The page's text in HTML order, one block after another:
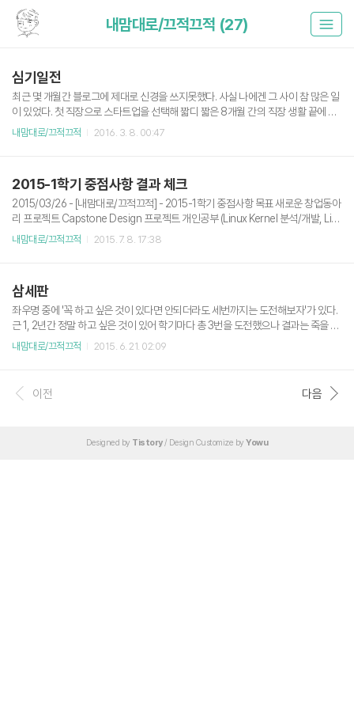
내맘대로/끄적끄적 (27)
심기일전
최근 몇 개월간 블로그에 제대로 신경을 쓰지못했다. 사실 나에겐 그 사이 참 많은 일
이 있었다. 첫 직장으로 스타트업을 선택해 짧디 짧은 8개월 간의 직장 생활 끝에 여
러가지의 이유(건강, 학업, 하고싶은 공부 등등)로 퇴사하게 되었고, 컴퓨터공학 4학
과 기발함이란.. 나는 그 나이 때 똥싸는 기계였는데.. 그리고 나 따위와는 비교도 할
수 없이 머리 좋은 사람들과 대화하고 일하면서 나의 부족함과 짧은 생각을 통탄했
던 적도 많다. 스타트업이고 평균 나이가 낮은 편이..
내맘대로/끄적끄적 2016. 3. 8. 00:47
2015-1학기 중점사항 결과 체크
2015/03/26 - [내맘대로/끄적끄적] - 2015-1학기 중점사항 목표 새로운 창업동아
리 프로젝트 Capstone Design 프로젝트 개인공부 (Linux Kernel 분석/개발, Lin
ux Device Driver, Algorithm) 개인공부, 밀린 포스트 블로깅 학점 3.8 이상 오픈
기반 헬스케어 솔루션으로 다음 학기도 할 것 같음 (학교를 다니게 된다면 말이지...)
Capstone Design 프로젝트캡스톤 교과목에서 A+로 잘 마치긴..
내맘대로/끄적끄적 2015. 7. 8. 17:38
삼세판
좌우명 중에 '꼭 하고 싶은 것이 있다면 안되더라도 세번까지는 도전해보자'가 있다.
근 1, 2년간 정말 하고 싶은 것이 있어 학기마다 총 3번을 도전했으나 결과는 죽을 쒔
다. 특히 마지막 시도 때는 '아 이건 되겠구나' 라는 느낌이었는데, 또 실패. 내 생각에
싶다. 분명 다음번에 또 기회가 오면 갈등하겠지만 부디 이제 그만 했으면. 물론 준비
하는 동안 많은 공부도 되었고, 좋은 경험이 되었다. 게다가 요즘들어 느끼는 건데,
내맘대로/끄적끄적 2015. 6. 21. 02:09
이전 다음
Designed by Tistory/ Design Customize by Yowu